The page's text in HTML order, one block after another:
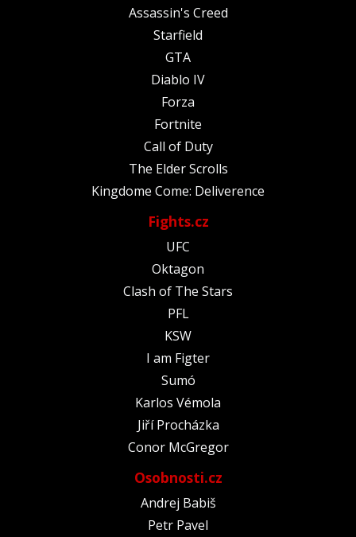
Assassin's Creed
Starfield
GTA
Diablo IV
Forza
Fortnite
Call of Duty
The Elder Scrolls
Kingdome Come: Deliverence
Fights.cz
UFC
Oktagon
Clash of The Stars
PFL
KSW
I am Figter
Sumó
Karlos Vémola
Jiří Procházka
Conor McGregor
Osobnosti.cz
Andrej Babiš
Petr Pavel